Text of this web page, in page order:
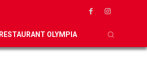
RESTAURANT OLYMPIA